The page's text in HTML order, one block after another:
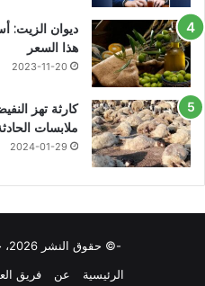
ديوان الزيت:
هذا السعر
2023-11-20
كارثة تهز
ملابسات
2024-01-29
-© حقوق النشر 2026، جميع الحقوق محفوظة
الرئيسية
عن فريق